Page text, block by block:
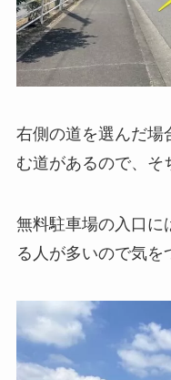
右側の道を選んだ場
む道があるので、そ
無料駐車場の入口に
る人が多いので気を